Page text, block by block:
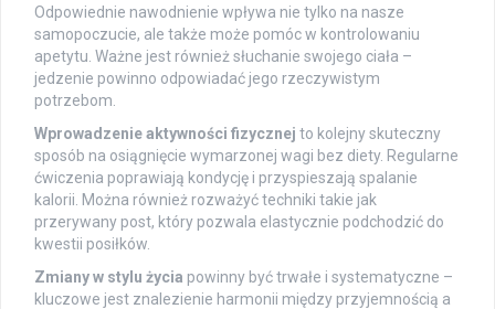
Odpowiednie nawodnienie wpływa nie tylko na nasze
samopoczucie, ale także może pomóc w kontrolowaniu
apetytu. Ważne jest również słuchanie swojego ciała –
jedzenie powinno odpowiadać jego rzeczywistym
potrzebom.
Wprowadzenie aktywności fizycznej to kolejny skuteczny
sposób na osiągnięcie wymarzonej wagi bez diety. Regularne
ćwiczenia poprawiają kondycję i przyspieszają spalanie
kalorii. Można również rozważyć techniki takie jak
przerywany post, który pozwala elastycznie podchodzić do
kwestii posiłków.
Zmiany w stylu życia powinny być trwałe i systematyczne –
kluczowe jest znalezienie harmonii między przyjemnością a